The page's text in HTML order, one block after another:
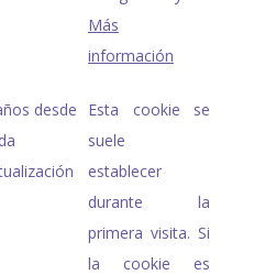
Más
información
desde
Esta cookie se
suele
establecer
durante la
primera visita. Si
la cookie es